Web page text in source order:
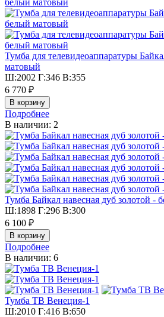
Тумба для телевидеоаппаратуры
матовый
Ш:2002 Г:346 В:355
6 770 ₽
Подробнее
В наличии: 2
Тумба Байкал навесная дуб золотой -
Ш:1898 Г:296 В:300
6 100 ₽
Подробнее
В наличии: 6
Тумба ТВ Венеция-1
Ш:2010 Г:416 В:650